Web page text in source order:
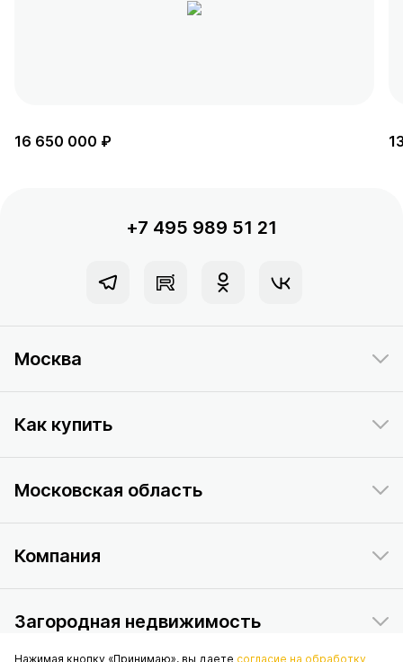
16 650 000 ₽
+7 495 989 51 21
Москва
Как купить
Московская область
Компания
Загородная недвижимость
Нажимая кнопку «Принимаю», вы даете согласие на обработку